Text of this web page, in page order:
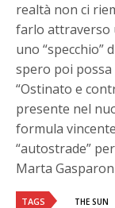
realtà non ci
farlo attraverso
uno
spero poi
“Ostinato e
presente nel
formula
“autostrade”
Marta Gasparon
TAGS THE SUN